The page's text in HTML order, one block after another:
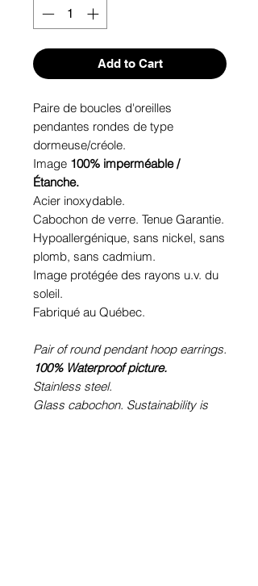
Add to Cart
Paire de boucles d'oreilles
pendantes rondes de type
dormeuse/créole.
Image 100% imperméable /
Étanche.
Acier inoxydable.
Cabochon de verre. Tenue Garantie.
Hypoallergénique, sans nickel, sans
plomb, sans cadmium.
Image protégée des rayons u.v. du
soleil.
Fabriqué au Québec.
Pair of round pendant hoop earrings.
100% Waterproof picture.
Stainless steel.
Glass cabochon. Sustainability is